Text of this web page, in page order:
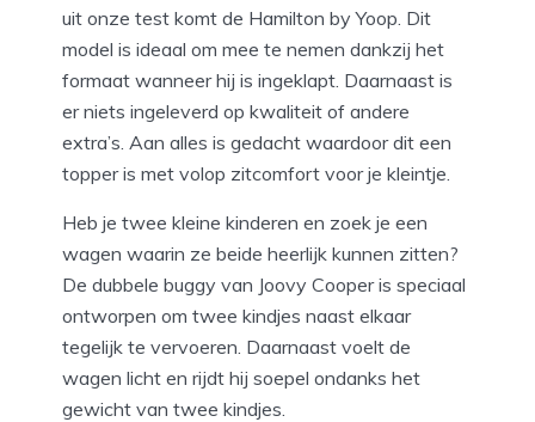
uit onze test komt de Hamilton by Yoop. Dit
model is ideaal om mee te nemen dankzij het
formaat wanneer hij is ingeklapt. Daarnaast is
er niets ingeleverd op kwaliteit of andere
extra’s. Aan alles is gedacht waardoor dit een
topper is met volop zitcomfort voor je kleintje.
Heb je twee kleine kinderen en zoek je een
wagen waarin ze beide heerlijk kunnen zitten?
De dubbele buggy van Joovy Cooper is speciaal
ontworpen om twee kindjes naast elkaar
tegelijk te vervoeren. Daarnaast voelt de
wagen licht en rijdt hij soepel ondanks het
gewicht van twee kindjes.